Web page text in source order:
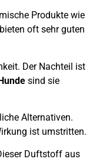
Produkte wie
oft sehr guten
Der Nachteil ist
sind sie
Alternativen.
ist umstritten.
Duftstoff aus